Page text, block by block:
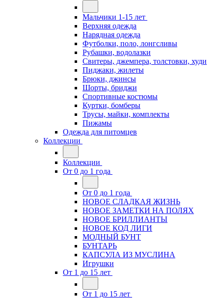
Мальчики 1-15 лет
Верхняя одежда
Нарядная одежда
Футболки, поло, лонгсливы
Рубашки, водолазки
Свитеры, джемпера, толстовки, худи
Пиджаки, жилеты
Брюки, джинсы
Шорты, бриджи
Спортивные костюмы
Куртки, бомберы
Трусы, майки, комплекты
Пижамы
Одежда для питомцев
Коллекции
Коллекции
От 0 до 1 года
От 0 до 1 года
НОВОЕ СЛАДКАЯ ЖИЗНЬ
НОВОЕ ЗАМЕТКИ НА ПОЛЯХ
НОВОЕ БРИЛЛИАНТЫ
НОВОЕ КОД ЛИГИ
МОДНЫЙ БУНТ
БУНТАРЬ
КАПСУЛА ИЗ МУСЛИНА
Игрушки
От 1 до 15 лет
От 1 до 15 лет